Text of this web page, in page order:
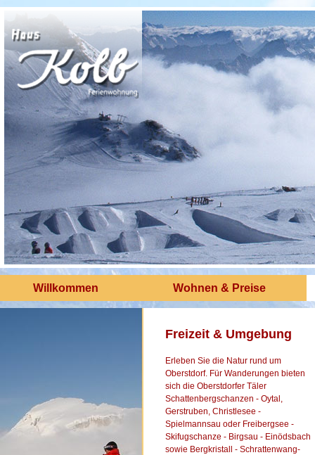
Willkommen Wohnen & Preise
Freizeit & Umgebung
Erleben Sie die Natur rund um
Oberstdorf. Für Wanderungen bieten
sich die Oberstdorfer Täler
Schattenbergschanzen - Oytal,
Gerstruben, Christlesee -
Spielmannsau oder Freibergsee -
Skifugschanze - Birgsau - Einödsbach
sowie Bergkristall - Schrattenwang-